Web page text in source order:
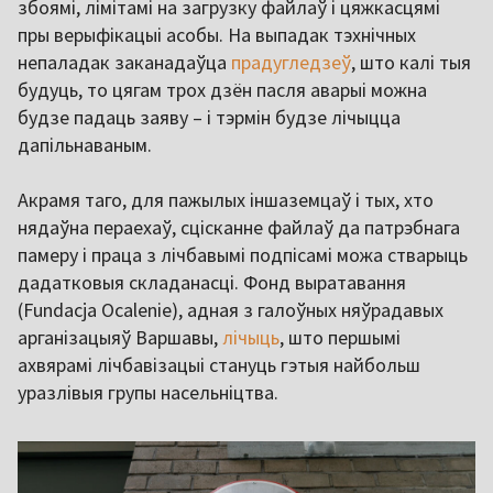
збоямі, лімітамі на загрузку файлаў і цяжкасцямі
пры верыфікацыі асобы. На выпадак тэхнічных
непаладак заканадаўца прадугледзеў, што калі тыя
будуць, то цягам трох дзён пасля аварыі можна
будзе падаць заяву – і тэрмін будзе лічыцца
дапільнаваным.
Акрамя таго, для пажылых іншаземцаў і тых, хто
нядаўна пераехаў, сцісканне файлаў да патрэбнага
памеру і праца з лічбавымі подпісамі можа стварыць
дадатковыя складанасці. Фонд выратавання
(Fundacja Ocalenie), адная з галоўных няўрадавых
арганізацыяў Варшавы,лічыць, што першымі
ахвярамі лічбавізацыі стануць гэтыя найбольш
уразлівыя групы насельніцтва.